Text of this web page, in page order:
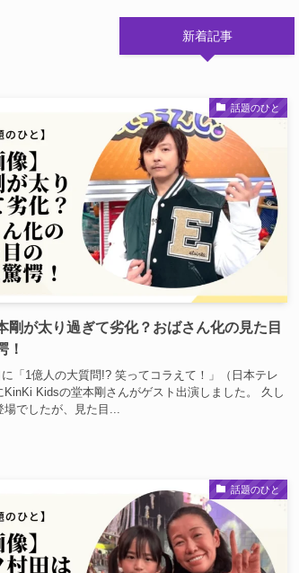
新着記事
話題のひと
剛が太り過ぎて劣化？おばさん化の見た目
！
「1億人の大質問!? 笑ってコラえて！」（日本テレ
KinKi Kidsの堂本剛さんがゲスト出演しました。 久し
でしたが、見た目...
話題のひと